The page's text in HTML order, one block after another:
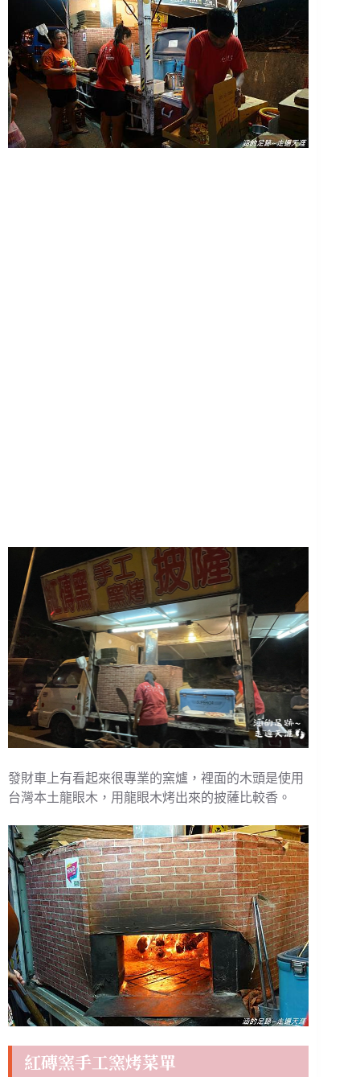
發財車上有看起來很專業的窯爐，裡面的木頭是使用
台灣本土龍眼木，用龍眼木烤出來的披薩比較香。
紅磚窯手工窯烤菜單